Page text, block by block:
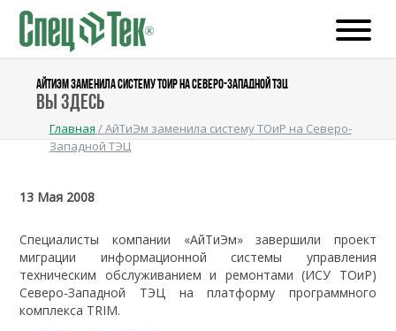
АЙТИЭМ ЗАМЕНИЛА СИСТЕМУ ТОИР НА СЕВЕРО-ЗАПАДНОЙ ТЭЦ
Вы здесь
Главная /АйТиЭм заменила систему ТОиР на Северо-
Западной ТЭЦ
13 Мая 2008
Специалисты компании «АйТиЭм» завершили проект
миграции информационной системы управления
техническим обслуживанием и ремонтами (ИСУ ТОиР)
Северо-Западной ТЭЦ на платформу программного
комплекса TRIM.